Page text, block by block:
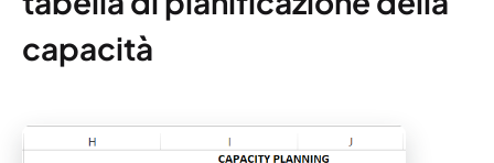
capacità